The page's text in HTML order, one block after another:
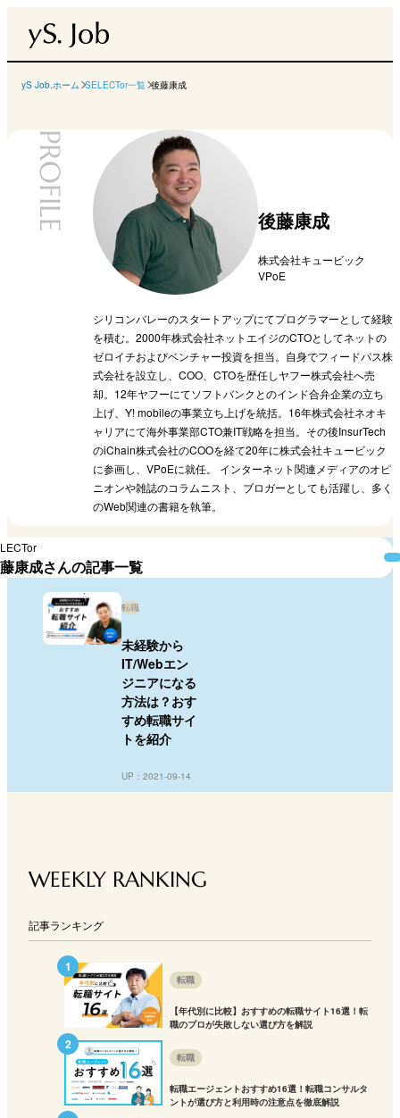
yS Job.ホーム SELECTor一覧 後藤康成
PROFILE 後藤康成
株式会社キュービック
VPoE
シリコンバレーのスタートアップにてプログラマーとして経験
を積む。2000年株式会社ネットエイジのCTOとしてネットの
ゼロイチおよびベンチャー投資を担当。自身でフィードパス株
式会社を設立し、COO、CTOを歴任しヤフー株式会社へ売
却。12年ヤフーにてソフトバンクとのインド合弁企業の立ち
上げ、Y! mobileの事業立ち上げを統括。16年株式会社ネオキ
ャリアにて海外事業部CTO兼IT戦略を担当。その後InsurTech
のiChain株式会社のCOOを経て20年に株式会社キュービック
に参画し、VPoEに就任。 インターネット関連メディアのオピ
ニオンや雑誌のコラムニスト、ブロガーとしても活躍し、多く
のWeb関連の書籍を執筆。
康成さんの記事一覧
転職
未経験から
IT/Webエン
ジニアになる
方法は？おす
すめ転職サイ
トを紹介
UP：2021-09-14
WEEKLY RANKING
記事ランキング
転職
【年代別に比較】おすすめの転職サイト16選！転
職のプロが失敗しない選び方を解説
転職
転職エージェントおすすめ16選！転職コンサルタ
ントが選び方と利用時の注意点を徹底解説